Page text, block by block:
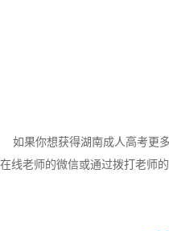
如果你想获得湖南成人高考更
在线老师的微信或通过拨打老师的